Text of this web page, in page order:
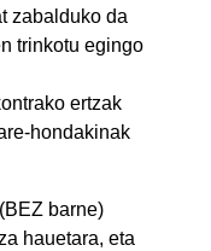
zabalduko da
trinkotu egingo
ertzak
hondakinak
(BEZ barne)
hauetara, eta